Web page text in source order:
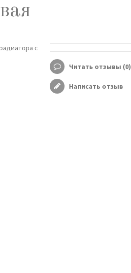
с
Читать отзывы (0)
Написать отзыв